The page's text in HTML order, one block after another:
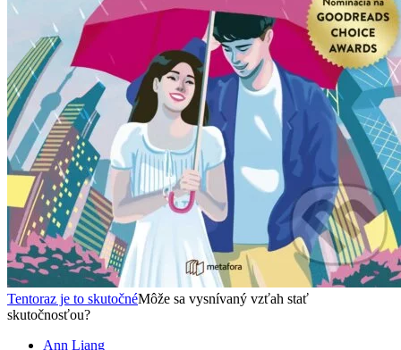
Tentoraz je to skutočnéMôže sa vysnívaný vzťah stať
skutočnosťou?
Ann Liang